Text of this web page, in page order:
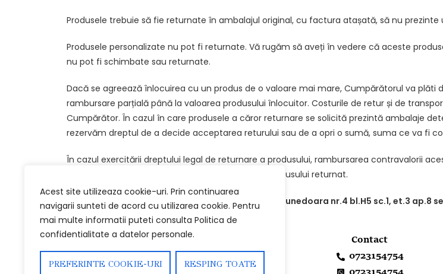
Acest site utilizeaza cookie-uri. Prin continuarea
navigarii sunteti de acord cu utilizarea cookie. Pentru
mai multe informatii puteti consulta Politica de
confidentialitate a datelor personale.
PREFERINTE COOKIE-URI RESPING TOATE
Produsele trebuie să fie returnate în ambalajul original, cu factura atașată, să nu
Produsele personalizate nu pot fi returnate. Vă rugăm să aveți în vedere că aceste
nu pot fi schimbate sau returnate.
Dacă se agreează înlocuirea cu un produs de o valoare mai mare, Cumpărătorul va
rambursare parțială până la valoarea produsului înlocuitor. Costurile de retur și de
Cumpărător. În cazul în care produsele a căror returnare se solicită prezintă ambalaje
rezervăm dreptul de a decide acceptarea returului sau de a opri o sumă, suma ce va fi
În cazul exercitării dreptului legal de returnare a produsului, rambursarea contravalorii
Cumpărător în cel mult 14 de zile de la primirea produsului returnat.
Adresa retur: IMODI EXPERT S.R.L., Bd. Iancu de Hunedoara nr.4 bl.H5 sc.1, et.3 ap.8
Termeni și condiții
Contact
0723154754